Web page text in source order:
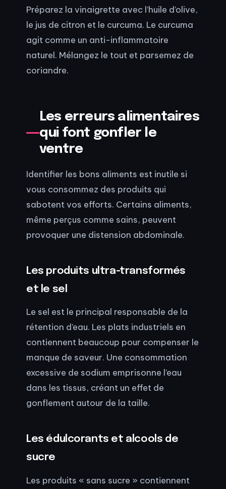
Préparez la vinaigrette avec l’huile d’olive,
le jus de citron et le curcuma. Le curcuma
agit comme un anti-inflammatoire
naturel. Mélangez le tout et parsemez de
coriandre.
Les erreurs alimentaires
qui font gonfler le
ventre
Identifier les bons aliments est inutile si
vous consommez des produits qui
sabotent vos efforts. Certains aliments,
même perçus comme sains, peuvent
provoquer une distension abdominale.
Les produits ultra-transformés
et le sel
Le sel est le principal responsable de la
rétention d’eau. Les plats industriels en
contiennent beaucoup pour compenser le
manque de saveur. Une consommation
excessive de sodium emprisonne l’eau
dans les tissus, créant un effet de
gonflement autour de la taille.
Les édulcorants et alcools de
sucre
Les produits « sans sucre » contiennent